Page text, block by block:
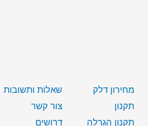
מחירון דלק
תקנון
תקנון הגרלה
שאלות ותשובות
צור קשר
דרושים